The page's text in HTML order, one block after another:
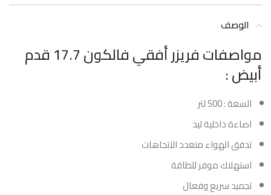
الوصف
مواصفات فريزر أفقي فالكون 17.7 قدم
أبيض :
السعة : 500 لتر
اضاءة داخلية ليد
تدفق الهواء متعدد الاتجاهات
استهلاك موفر للطاقة
تجميد سريع وفعال